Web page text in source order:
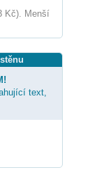
Kč). Menší
text,